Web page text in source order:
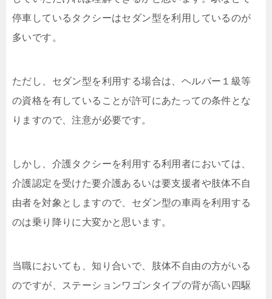
停車しているタクシーはセダン型を利用しているのが
多いです。
ただし、セダン型を利用する場合は、ヘルパー１級等
の資格を有していることが許可にあたっての条件とな
りますので、注意が必要です。
しかし、介護タクシーを利用する利用者においては、
介護認定を受けた要介護あるいは要支援者や肢体不自
由者を対象としますので、セダン型の車両を利用する
のは乗り降りに大変かと思います。
当職においても、知り合いで、肢体不自由の方がいる
のですが、ステーションワゴンタイプの背が高い四駆